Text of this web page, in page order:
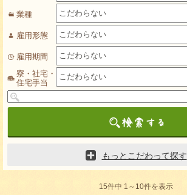
業種
雇用形態
雇用期間
寮・社宅・
住宅手当
もっとこだわって探す
15件中 1～10件を表示